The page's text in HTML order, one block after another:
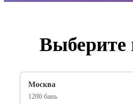
Выберите
Москва
1200 бань